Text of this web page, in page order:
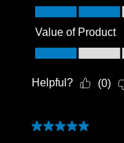
Quality of
Value of Product
Value of Product,
Helpful? (0)
5 out of 5 stars.